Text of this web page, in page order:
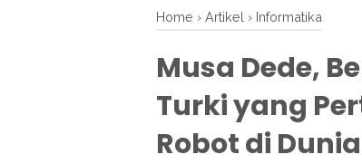
Home › Artikel › Informatika
Musa Dede,
Turki yang
Robot di Dunia